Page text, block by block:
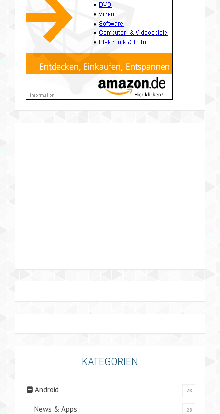
KATEGORIEN
Android 28
News & Apps 28